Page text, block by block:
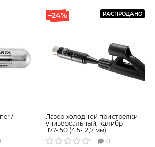
/
–24% РАСПРОДАНО
Лазер холодной пристрелки
универсальный, калибр
.177-.50 (4,5-12,7 мм)
0